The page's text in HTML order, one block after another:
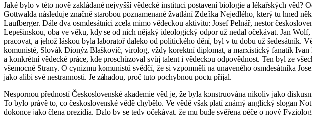
Jaké bylo v této nově zakládané nejvyšší vědecké instituci postavení biologie a lékařských věd?
Gottwalda následuje značně starobou poznamenané žvatlání Zdeňka Nejedlého, který tu hned
Laufberger. Dále dva osmdesátníci zcela mimo vědeckou aktivitu: Josef Pelnář, nestor
Lepešinskou, oba ve věku, kdy se od nich nějaký ideologický odpor už nedal očekávat. Jan
pracovat, a jehož láskou byla laboratoř daleko od politického dění, byl v tu dobu už šedesátník.
komunisté, Slovák Dionýz Blaškovič, virolog, vždy korektní diplomat, a marxistický fanatik
a konkrétní vědecké práce, kde proschůzoval svůj talent i vědeckou odpovědnost. Ten byl ze
všemocné Strany. O cynizmu komunistů svědčí, že si vzpomněli na unaveného osmdesátníka
jako alibi své nestrannosti. Je záhadou, proč tuto pochybnou poctu přijal.
Nespornou předností Československé akademie věd je, že byla konstruována nikoliv jako
To bylo právě to, co československé vědě chybělo. Ve vědě však platí známý anglický slogan Not
dokonce jako člena prezidia. Dalo by se tedy očekávat, že mu bude svěřena péče o nový